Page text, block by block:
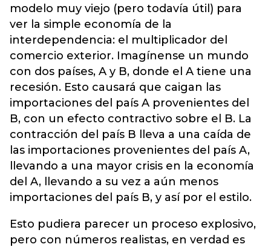
modelo muy viejo (pero todavía útil) para
ver la simple economía de la
interdependencia: el multiplicador del
comercio exterior. Imagínense un mundo
con dos países, A y B, donde el A tiene una
recesión. Esto causará que caigan las
importaciones del país A provenientes del
B, con un efecto contractivo sobre el B. La
contracción del país B lleva a una caída de
las importaciones provenientes del país A,
llevando a una mayor crisis en la economía
del A, llevando a su vez a aún menos
importaciones del país B, y así por el estilo.
Esto pudiera parecer un proceso explosivo,
pero con números realistas, en verdad es